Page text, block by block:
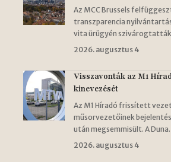
Az MCC Brussels
transzparencia
vita ürügyén
2026. augusztus 4
Visszavonták az M1
kinevezését
Az M1 Híradó frissített
műsorvezetőinek
után megsemmisült. A
2026. augusztus 4